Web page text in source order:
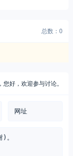
总数：0
您好，欢迎参与讨论。